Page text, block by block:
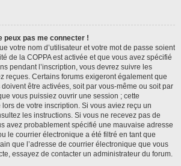
peux pas me connecter !
votre nom d’utilisateur et votre mot de passe soient
de la COPPA est activée et que vous avez spécifié
pendant l’inscription, vous devrez suivre les
reçues. Certains forums exigeront également que
être activées, soit par vous-même ou soit par
vous puissiez ouvrir une session ; cette
de votre inscription. Si vous aviez reçu un
les instructions. Si vous ne recevez pas de
avez probablement spécifié une mauvaise adresse
le courrier électronique a été filtré en tant que
que l’adresse de courrier électronique que vous
essayez de contacter un administrateur du forum.